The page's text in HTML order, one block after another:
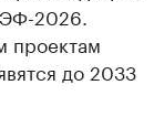
2026.
проектам
до 2033